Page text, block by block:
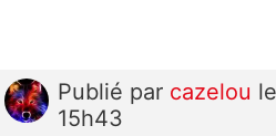
Publié par cazelou
15h43